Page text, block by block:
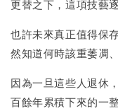
更替之下，這項技藝
也許未來真正值得保
然知道何時該重萎凋
因為一旦這些人退休
百餘年累積下來的一